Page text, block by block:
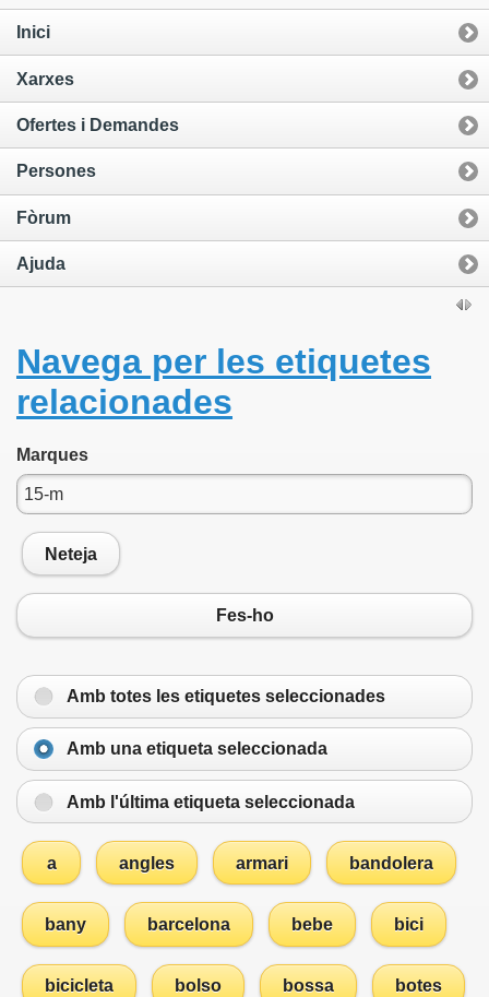
Inici
Xarxes
Ofertes i Demandes
Persones
Fòrum
Ajuda
Navega per les etiquetes
relacionades
Marques
Neteja
Fes-ho
Amb totes les etiquetes seleccionades
Amb una etiqueta seleccionada
Amb l'última etiqueta seleccionada
a angles armari bandolera
bany barcelona bebe bici
bicicleta bolso bossa botes